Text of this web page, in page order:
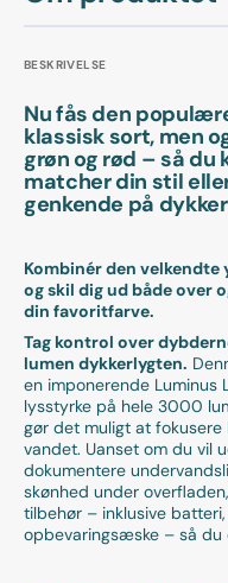
BESKRIVELSE
Nu fås den
klassisk sort, men
grøn og rød – så du
matcher din stil
genkende på
Kombinér den
og skil dig ud både over
din favoritfarve.
Tag kontrol over
lumen dykkerlygten.
en imponerende Luminus
lysstyrke på hele 3000
gør det muligt at
vandet. Uanset om du vil
dokumentere
skønhed under
tilbehør – inklusive
opbevaringsæske – så